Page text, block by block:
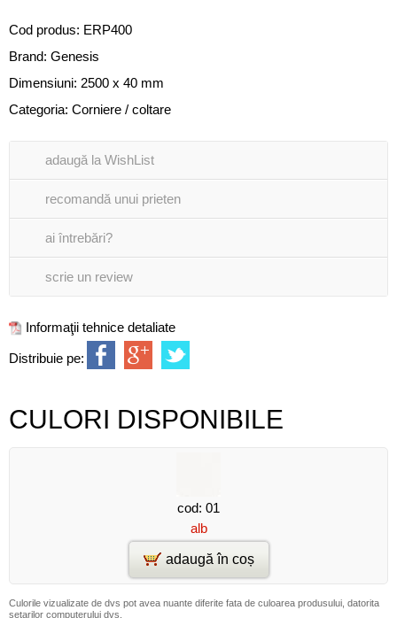
Cod produs: ERP400
Brand: Genesis
Dimensiuni: 2500 x 40 mm
Categoria: Corniere / coltare
adaugă la WishList
recomandă unui prieten
ai întrebări?
scrie un review
Informaţii tehnice detaliate
Distribuie pe:
CULORI DISPONIBILE
cod: 01
alb
adaugă în coș
Culorile vizualizate de dvs pot avea nuante diferite fata de culoarea produsului, datorita
setarilor computerului dvs.